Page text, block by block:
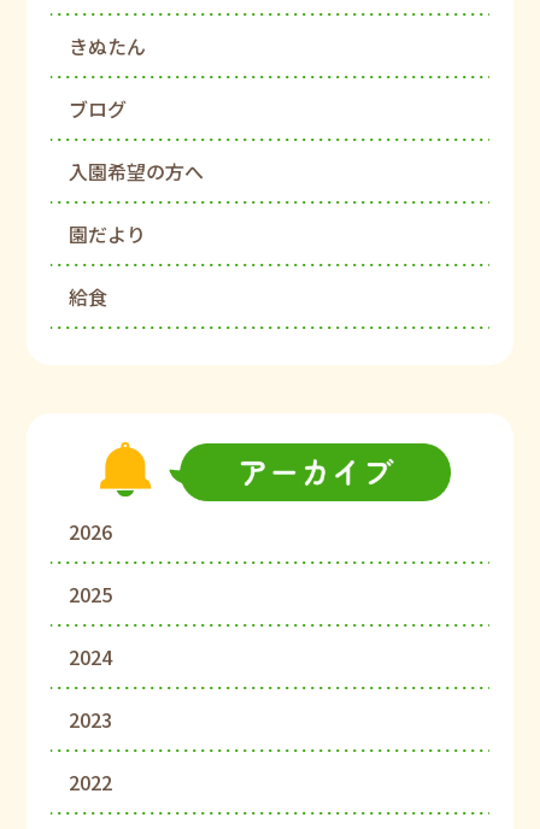
きぬたん
ブログ
入園希望の方へ
園だより
給食
2026
2025
2024
2023
2022